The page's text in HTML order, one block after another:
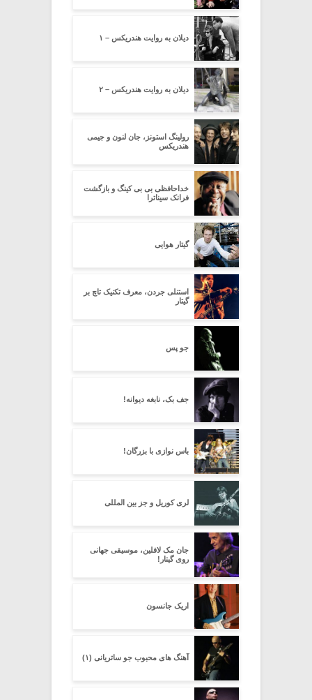
دیلان‌ به‌ روایت‌ هندریکس‌ – ۱
دیلان‌ به‌ روایت‌ هندریکس‌ – ۲
رولینگ استونز، جان لنون و جیمی
هندریکس
خداحافظی بی بی کینگ و بازگشت
فرانک سیناترا
گیتار هوایی
استنلی جردن، معرف تکنیک تاچ بر
گیتار
جو پس
جف بک، نابغه دیوانه!
باس نوازی با بزرگان!
لری کوریل و جز بین المللی
جان مک لافلین، موسیقی جهانی
روی گیتار!
اریک جانسون
آهنگ های محبوب جو ساتریانی (۱)